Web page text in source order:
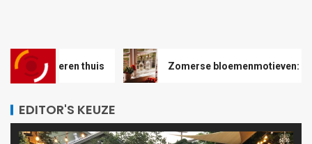
thuis Zomerse bloemenmotieven: maak kleurrijke
EDITOR'S KEUZE